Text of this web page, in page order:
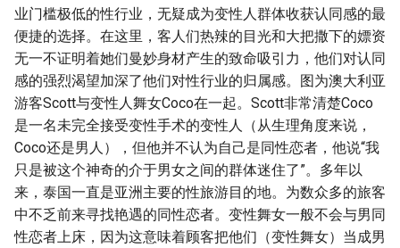
业门槛极低的性行业，无疑成为变性人群体收获认同感的最
便捷的选择。在这里，客人们热辣的目光和大把撒下的嫖资
无一不证明着她们曼妙身材产生的致命吸引力，他们对认同
感的强烈渴望加深了他们对性行业的归属感。图为澳大利亚
游客Scott与变性人舞女Coco在一起。Scott非常清楚Coco
是一名未完全接受变性手术的变性人（从生理角度来说，
Coco还是男人），但他并不认为自己是同性恋者，他说“我
只是被这个神奇的介于男女之间的群体迷住了”。多年以
来，泰国一直是亚洲主要的性旅游目的地。为数众多的旅客
中不乏前来寻找艳遇的同性恋者。变性舞女一般不会与男同
性恋者上床，因为这意味着顾客把他们（变性舞女）当成男